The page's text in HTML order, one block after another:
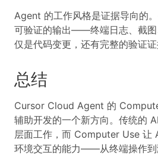
Agent 的工作风格是证据导向的
可验证的输出——终端日志、截图
仅是代码变更，还有完整的验证证
总结
Cursor Cloud Agent 的
辅助开发的一个新方向。传统的
层面工作，而 Computer Use 让
环境交互的能力——从终端操作到